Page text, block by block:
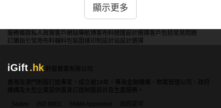
問：日式餐廳制服是否有傳統和現代設計兩種風格？
答：是的，iGift提供的日式餐廳制服既有傳統和服風格的設
計，也有現代簡約風格的選擇，滿足不同餐廳的品牌形象需
求。
問：日式餐廳制服是否有抗污處理？
答：是的，iGift的日式餐廳制服經過抗污處理，能有效抵抗
油漬和食物殘渣的污染，方便員工在工作中維持整潔的外
顯示更多
服務條款私人政策客戶 網站導航博客布料總匯設計選擇客戶包括常見問題
訂購指引 常用布料輔料包裝 圖樣印制 設計站設計選擇
iGift.hk
軒龍實業有限公司
香港及澳門制服訂造專家，成立逾18年，專為金融機構、物業管理公司、政府
機構及大型企業提供度身訂造制服設計及生產服務。
Sedex
ISO 9001 FAMA Approved 政府認可